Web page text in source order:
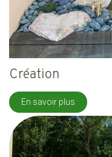
Création
En savoir plus